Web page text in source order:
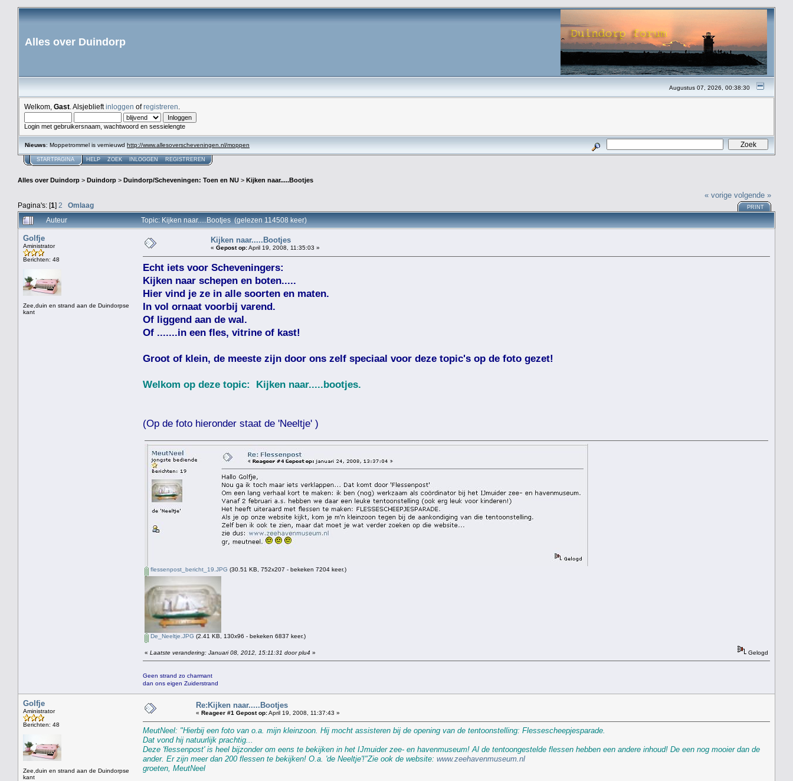
Alles over Duindorp
Augustus 07, 2026, 00:38:30
Welkom, Gast . Alsjeblieftinloggen ofregistreren
Login met gebruikersnaam, wachtwoord en sessielengte
Nieuws: Moppetrommel is vernieuwd http://www.allesoverscheveningen.nl/moppen
STARTPAGINA HELP ZOEK INLOGGEN REGISTREREN
Alles over Duindorp > Duindorp > Duindorp/Scheveningen: Toen en NU > Kijken naar.....Bootjes
Pagina's: [1] 2 Omlaag
« vorige volgende »
PRINT
Auteur Topic: Kijken naar.....Bootjes (gelezen 114508 keer)
Golfje
Aministrator
Berichten: 48
Zee,duin en strand aan de Duindorpse
kant
Kijken naar.....Bootjes
« Gepost op:April 19, 2008, 11:35:03 »
Echt iets voor Scheveningers:
Kijken naar schepen en boten.....
Hier vind je ze in alle soorten en maten.
In vol ornaat voorbij varend.
Of liggend aan de wal.
Of .......in een fles, vitrine of kast!
Groot of klein, de meeste zijn door ons zelf speciaal voor deze topic's op de foto gezet!
Welkom op deze topic: Kijken naar.....bootjes.
(Op de foto hieronder staat de 'Neeltje' )
flessenpost_bericht_19.JPG (30.51 KB, 752x207 - bekeken 7204 keer.)
De_Neeltje.JPG (2.41 KB, 130x96 - bekeken 6837 keer.)
« Laatste verandering: Januari 08, 2012, 15:11:31 door plu4 » Gelogd
Geen strand zo charmant
dan ons eigen Zuiderstrand
Golfje
Aministrator
Berichten: 48
Zee,duin en strand aan de Duindorpse
kant
Re:Kijken naar.....Bootjes
« Reageer #1 Gepost op:April 19, 2008, 11:37:43 »
MeutNeel: "Hierbij een foto van o.a. mijn kleinzoon. Hij mocht assisteren bij de opening van de tentoonstelling: Flessescheepjesparade.
Dat vond hij natuurlijk prachtig...
Deze 'flessenpost' is heel bijzonder om eens te bekijken in het IJmuider zee- en havenmuseum! Al de tentoongestelde flessen hebben een andere inhoud! De een nog mooier dan de
ander. Er zijn meer dan 200 flessen te bekijken! O.a. 'de Neeltje'!"Zie ook de website: www.zeehavenmuseum.nl
groeten, MeutNeel